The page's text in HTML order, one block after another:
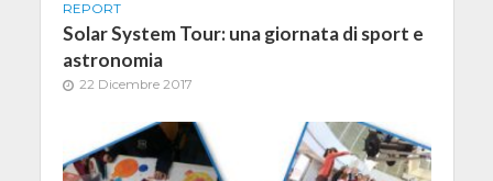
REPORT
Solar System Tour: una giornata di sport e
astronomia
22 Dicembre 2017